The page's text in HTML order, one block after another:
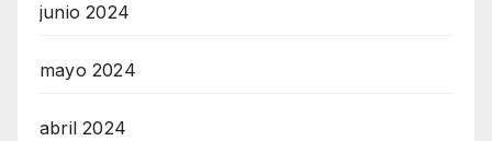
junio 2024
mayo 2024
abril 2024